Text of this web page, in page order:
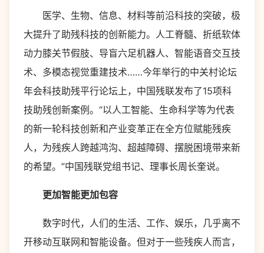
医学、生物、信息、材料等前沿科技的突破，极
大提升了助残科技的创新能力。人工脊髓、折纸软体
动力膝关节假肢、导盲六足机器人、智能语音交互技
术、多模态视觉重建技术……今年举行的中关村论坛
年会科技助残平行论坛上，中国残联发布了15项科
技助残创新案例。“以人工智能、生命科学等为代表
的新一轮科技创新和产业变革正在全方位赋能残疾
人，为残疾人跨越鸿沟、超越障碍、摆脱困境带来新
的希望。”中国残联党组书记、理事长周长奎说。
更加智能更加包容
数字时代，人们的生活、工作、娱乐，几乎离不
开移动互联网和智能设备。但对于一些残疾人而言，